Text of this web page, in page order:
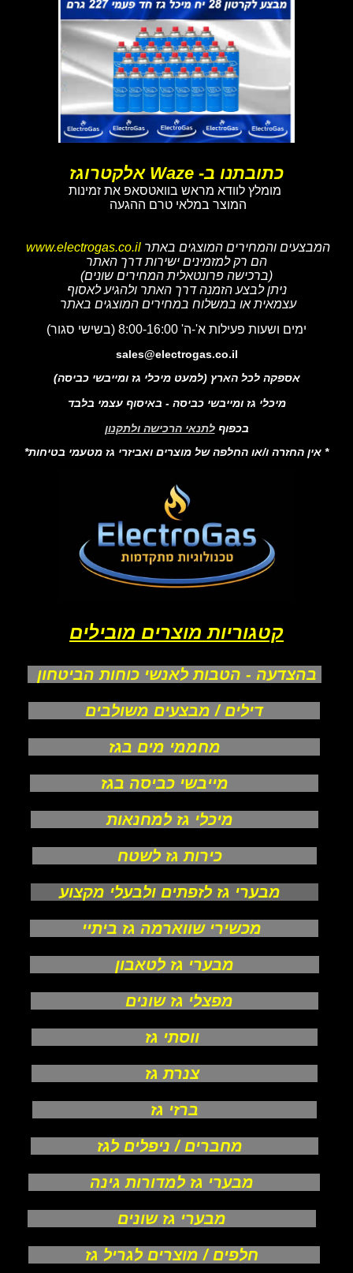
כתובתנו ב- Waze אלקטרוגז
מומלץ לוודא מראש בוואטסאפ את זמינות
המוצר במלאי טרם ההגעה
המבצעים והמחירים המוצגים באתר www.electrogas.co.il
הם רק למזמינים ישירות דרך האתר
(ברכישה פרונטאלית המחירים שונים)
ניתן לבצע הזמנה דרך האתר ולהגיע לאסוף
עצמאית או במשלוח במחירים המוצגים באתר
ימים ושעות פעילות א'-ה' 8:00-16:00 (בשישי סגור)
sales@electrogas.co.il
אספקה לכל הארץ (למעט מיכלי גז ומייבשי כביסה)
מיכלי גז ומייבשי כביסה - באיסוף עצמי בלבד
בכפוף לתנאי הרכישה ולתקנון
* אין החזרה ו/או החלפה של מוצרים ואביזרי גז מטעמי בטיחות*
קטגוריות מוצרים מובילים
בהצדעה - הטבות לאנשי כוחות הביטחון
דילים / מבצעים משולבים
מחממי מים בגז
מייבשי כביסה בגז
מיכלי גז למחנאות
כירות גז לשטח
מבערי גז לזפתים ולבעלי מקצוע
מכשירי שווארמה גז ביתיי
מבערי גז לטאבון
מפצלי גז שונים
ווסתי גז
צנרת גז
ברזי גז
מחברים / ניפלים לגז
מבערי גז למדורות גינה
מבערי גז שונים
חלפים / מוצרים לגריל גז